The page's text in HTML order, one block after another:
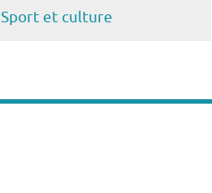
Sport et culture